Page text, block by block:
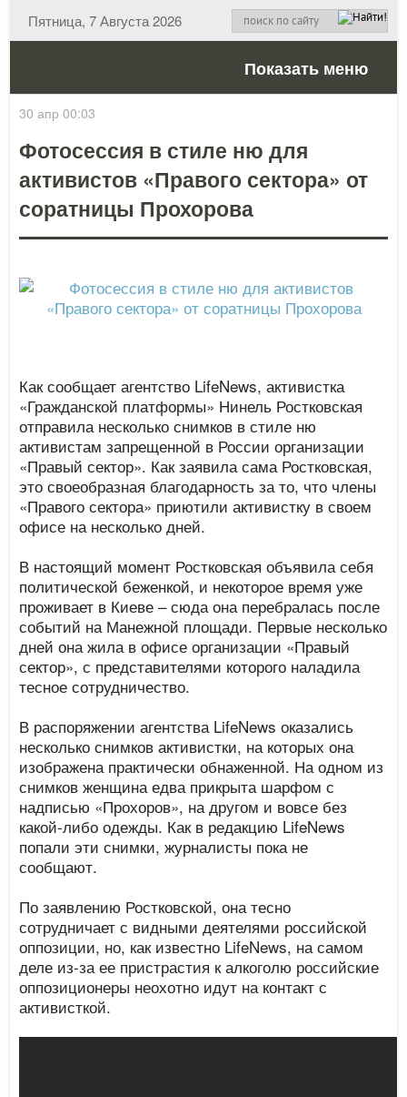
Пятница, 7 Августа 2026
Показать меню
30 апр 00:03
Фотосессия в стиле ню для
активистов «Правого сектора» от
соратницы Прохорова
Как сообщает агентство LifeNews, активистка
«Гражданской платформы» Нинель Ростковская
отправила несколько снимков в стиле ню
активистам запрещенной в России организации
«Правый сектор». Как заявила сама Ростковская,
это своеобразная благодарность за то, что члены
«Правого сектора» приютили активистку в своем
офисе на несколько дней.
В настоящий момент Ростковская объявила себя
политической беженкой, и некоторое время уже
проживает в Киеве – сюда она перебралась после
событий на Манежной площади. Первые несколько
дней она жила в офисе организации «Правый
сектор», с представителями которого наладила
тесное сотрудничество.
В распоряжении агентства LifeNews оказались
несколько снимков активистки, на которых она
изображена практически обнаженной. На одном из
снимков женщина едва прикрыта шарфом с
надписью «Прохоров», на другом и вовсе без
какой-либо одежды. Как в редакцию LifeNews
попали эти снимки, журналисты пока не
сообщают.
По заявлению Ростковской, она тесно
сотрудничает с видными деятелями российской
оппозиции, но, как известно LifeNews, на самом
деле из-за ее пристрастия к алкоголю российские
оппозиционеры неохотно идут на контакт с
активисткой.